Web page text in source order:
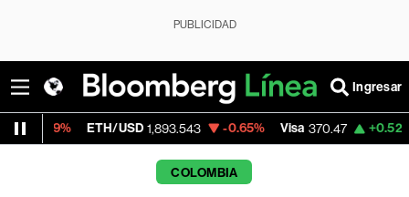
PUBLICIDAD
Ingresar
1,893.543 -0.65% Visa 370.47 +0.52%
COLOMBIA